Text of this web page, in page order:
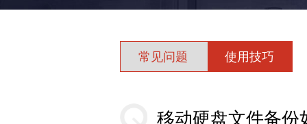
常见问题 使用技巧
移动硬盘文件备份